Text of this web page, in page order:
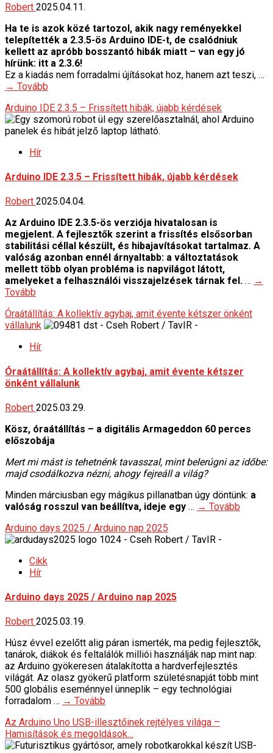
Robert 2025.04.11.
Ha te is azok közé tartozol, akik nagy reményekkel
telepítették a 2.3.5-ös Arduino IDE-t, de csalódniuk
kellett az apróbb bosszantó hibák miatt – van egy jó
hírünk: itt a 2.3.6!
Ez a kiadás nem forradalmi újításokat hoz, hanem azt teszi, …
→ Tovább
Arduino IDE 2.3.5 – Frissített hibák, újabb kérdések
Hír
Arduino IDE 2.3.5 – Frissített hibák, újabb kérdések
Robert 2025.04.04.
Az Arduino IDE 2.3.5-ös verziója hivatalosan is
megjelent. A fejlesztők szerint a frissítés elsősorban
stabilitási céllal készült, és hibajavításokat tartalmaz. A
valóság azonban ennél árnyaltabb: a változtatások
mellett több olyan probléma is napvilágot látott,
amelyeket a felhasználói visszajelzések tárnak fel. … →
Tovább
Óraátállítás: A kollektív agybaj, amit évente kétszer önként
vállalunk
Hír
Óraátállítás: A kollektív agybaj, amit évente kétszer
önként vállalunk
Robert 2025.03.29.
Kösz, óraátállítás – a digitális Armageddon 60 perces
előszobája
Mert mi mást is tehetnénk tavasszal, mint belerúgni az időbe:
majd csodálkozva nézni, ahogy fejreáll a világ?
Minden márciusban egy mágikus pillanatban úgy döntünk: a
valóság rosszul van beállítva, ideje egy … → Tovább
Arduino days 2025 / Arduino nap 2025
Cikk
Hír
Arduino days 2025 / Arduino nap 2025
Robert 2025.03.19.
Húsz évvel ezelőtt alig páran ismerték, ma pedig fejlesztők,
tanárok, diákok és feltalálók milliói használják nap mint nap:
az Arduino gyökeresen átalakította a hardverfejlesztés
világát. Az olasz gyökerű platform születésnapját több mint
500 globális eseménnyel ünneplik – egy technológiai
forradalom … → Tovább
Az Arduino Uno USB-illesztőinek rejtélyes világa –
Hamisítások és megoldások…